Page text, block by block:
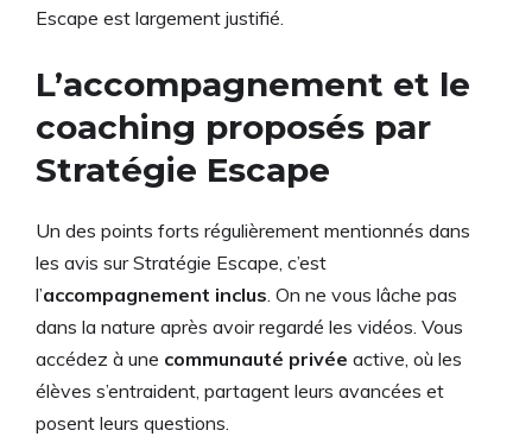
Escape est largement justifié.
L’accompagnement et le
coaching proposés par
Stratégie Escape
Un des points forts régulièrement mentionnés dans
les avis sur Stratégie Escape, c’est
l’accompagnement inclus. On ne vous lâche pas
dans la nature après avoir regardé les vidéos. Vous
accédez à une communauté privée active, où les
élèves s’entraident, partagent leurs avancées et
posent leurs questions.